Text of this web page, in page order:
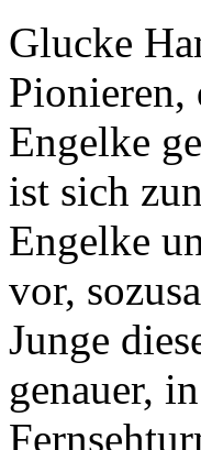
Glucke
Pionieren,
Engelke
ist sich
Engelke
vor,
Junge
genauer,